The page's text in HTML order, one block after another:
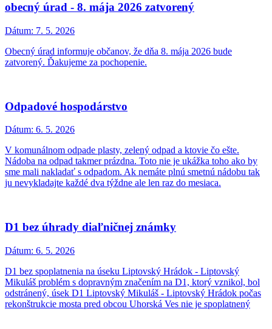
obecný úrad - 8. mája 2026 zatvorený
Dátum: 7. 5. 2026
Obecný úrad informuje občanov, že dňa 8. mája 2026 bude
zatvorený. Ďakujeme za pochopenie.
Odpadové hospodárstvo
Dátum: 6. 5. 2026
V komunálnom odpade plasty, zelený odpad a ktovie čo ešte.
Nádoba na odpad takmer prázdna. Toto nie je ukážka toho ako by
sme mali nakladať s odpadom. Ak nemáte plnú smetnú nádobu tak
ju nevykladajte každé dva týždne ale len raz do mesiaca.
D1 bez úhrady diaľničnej známky
Dátum: 6. 5. 2026
D1 bez spoplatnenia na úseku Liptovský Hrádok - Liptovský
Mikuláš problém s dopravným značením na D1, ktorý vznikol, bol
odstránený, úsek D1 Liptovský Mikuláš - Liptovský Hrádok počas
rekonštrukcie mosta pred obcou Uhorská Ves nie je spoplatnený